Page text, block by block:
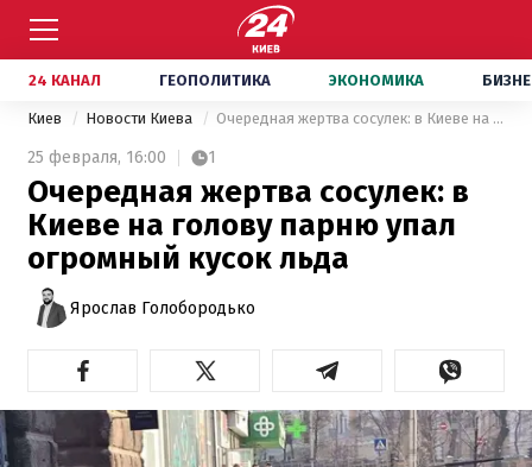
24 КАНАЛ ГЕОПОЛИТИКА ЭКОНОМИКА
Киев Новости Киева Очередная жертва сосулек: в Киеве на голову парню упал огромный кусок льда
25 февраля, 16:00 1
Очередная жертва сосулек: в
Киеве на голову парню упал
огромный кусок льда
Ярослав Голобородько